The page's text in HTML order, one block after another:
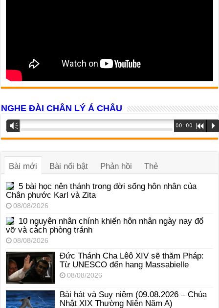
NGHE ĐÀI CHÂN LÝ Á CHÂU
Trình
phát
âm
Vm 00:00 R P
Bài mới Bài nổi bật Phản hồi Thẻ
5 bài học nên thánh trong đời sống hôn nhân của
Chân phước Karl và Zita
08/08/2026
10 nguyên nhân chính khiến hôn nhân ngày nay đổ
vỡ và cách phòng tránh
08/08/2026
Đức Thánh Cha Lêô XIV sẽ thăm Pháp:
Từ UNESCO đến hang Massabielle
08/08/2026
Bài hát và Suy niệm (09.08.2026 – Chúa
Nhật XIX Thường Niên Năm A)